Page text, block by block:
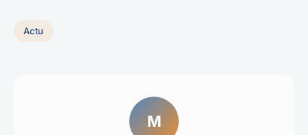
Actu
M